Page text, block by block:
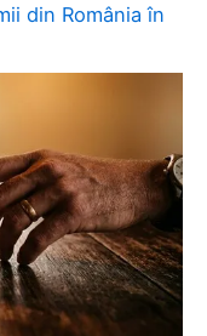
din România în